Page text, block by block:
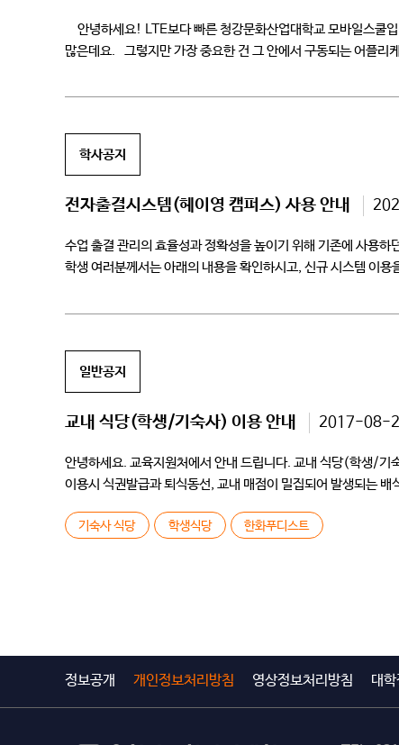
안녕하세요! LTE보다 빠른 청강문화산업대학교 모바일스쿨
많은데요. 그렇지만 가장 중요한 건 그 안에서 구동되는 어플리
학사공지
전자출결시스템(헤이영 캠퍼스) 사용 안내
수업 출결 관리의 효율성과 정확성을 높이기 위해 기존에 사용
학생 여러분께서는 아래의 내용을 확인하시고, 신규 시스템 이
일반공지
교내 식당(학생/기숙사) 이용 안내 2017-08-
안녕하세요. 교육지원처에서 안내 드립니다. 교내 식당(학생/
이용시 식권발급과 퇴식동선, 교내 매점이 밀집되어 발생되는
기숙사 식당 학생식당 한화푸디스트
정보공개 개인정보처리방침 영상정보처리방침 대학